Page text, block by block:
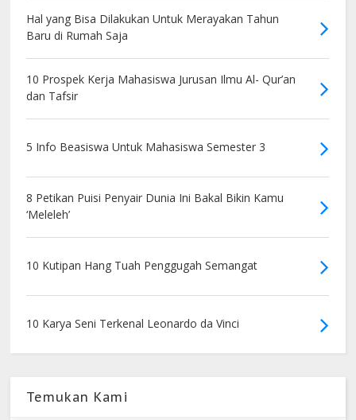
Hal yang Bisa Dilakukan Untuk Merayakan Tahun
Baru di Rumah Saja
10 Prospek Kerja Mahasiswa Jurusan Ilmu Al- Qur’an
dan Tafsir
5 Info Beasiswa Untuk Mahasiswa Semester 3
8 Petikan Puisi Penyair Dunia Ini Bakal Bikin Kamu
‘Meleleh’
10 Kutipan Hang Tuah Penggugah Semangat
10 Karya Seni Terkenal Leonardo da Vinci
Temukan Kami